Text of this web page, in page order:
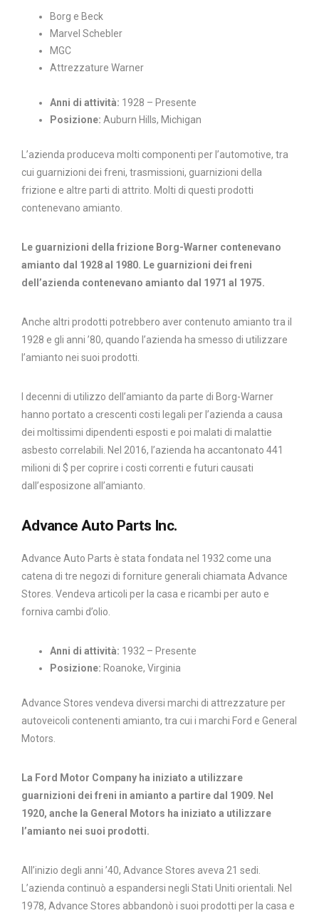
Borg e Beck
Marvel Schebler
MGC
Attrezzature Warner
Anni di attività: 1928 – Presente
Posizione: Auburn Hills, Michigan
L’azienda produceva molti componenti per l’automotive, tra
cui guarnizioni dei freni, trasmissioni, guarnizioni della
frizione e altre parti di attrito. Molti di questi prodotti
contenevano amianto.
Le guarnizioni della frizione Borg-Warner contenevano
amianto dal 1928 al 1980. Le guarnizioni dei freni
dell’azienda contenevano amianto dal 1971 al 1975.
Anche altri prodotti potrebbero aver contenuto amianto tra il
1928 e gli anni ’80, quando l’azienda ha smesso di utilizzare
l’amianto nei suoi prodotti.
I decenni di utilizzo dell’amianto da parte di Borg-Warner
hanno portato a crescenti costi legali per l’azienda a causa
dei moltissimi dipendenti esposti e poi malati di malattie
asbesto correlabili. Nel 2016, l’azienda ha accantonato 441
milioni di $ per coprire i costi correnti e futuri causati
dall’esposizone all’amianto.
Advance Auto Parts Inc.
Advance Auto Parts è stata fondata nel 1932 come una
catena di tre negozi di forniture generali chiamata Advance
Stores. Vendeva articoli per la casa e ricambi per auto e
forniva cambi d’olio.
Anni di attività: 1932 – Presente
Posizione: Roanoke, Virginia
Advance Stores vendeva diversi marchi di attrezzature per
autoveicoli contenenti amianto, tra cui i marchi Ford e General
Motors.
La Ford Motor Company ha iniziato a utilizzare
guarnizioni dei freni in amianto a partire dal 1909. Nel
1920, anche la General Motors ha iniziato a utilizzare
l’amianto nei suoi prodotti.
All’inizio degli anni ’40, Advance Stores aveva 21 sedi.
L’azienda continuò a espandersi negli Stati Uniti orientali. Nel
1978, Advance Stores abbandonò i suoi prodotti per la casa e